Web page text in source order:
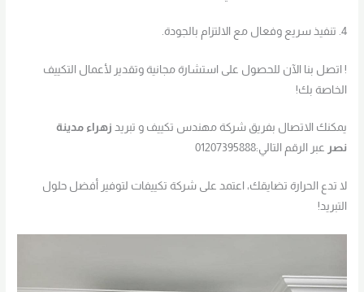
4. تنفيذ سريع وفعال مع الالتزام بالجودة.
! اتصل بنا الآن للحصول على استشارة مجانية وتقدير لأعمال التكييف
الخاصة بك!
يمكنك الاتصال بفريق شركة مهندس تكييف و تبريد زهراء مدينة
نصر عبر الرقم التالي:01207395888
لا تدع الحرارة تضايقك، اعتمد على شركة تكييفات لتوفير أفضل حلول
التبريد!